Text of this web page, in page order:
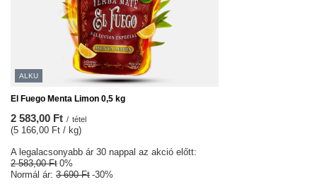
ALKU
El Fuego Menta Limon 0,5 kg
2 583,00 Ft / tétel
(5 166,00 Ft / kg)
A legalacsonyabb ár 30 nappal az akció előtt:
2 583,00 Ft 0%
Normál ár: 3 690 Ft -30%